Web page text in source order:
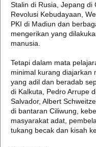
Stalin di Rusia, Jepang di
Revolusi Kebudayaan,
PKI di Madiun dan
mengerikan yang
manusia.
Tetapi dalam mata
minimal kurang diajarkan
yang adil dan beradab
di Kalkuta, Pedro Arrupe
Salvador, Albert
di bantaran Ciliwung,
masyarakat adat,
tukang becak dan kisah